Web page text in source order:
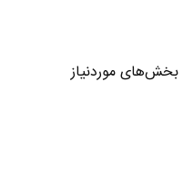
بخش‌های موردنیاز